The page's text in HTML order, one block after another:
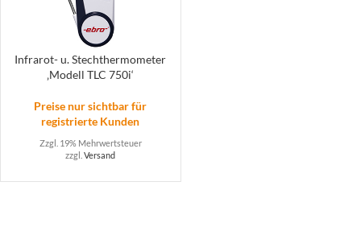
Infrarot- u. Stechthermometer
‚Modell TLC 750i‘
Preise nur sichtbar für
registrierte Kunden
Zzgl. 19% Mehrwertsteuer
zzgl.Versand